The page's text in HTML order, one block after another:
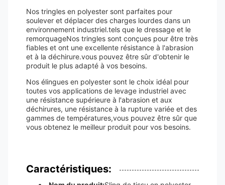
Nos tringles en polyester sont parfaites pour
soulever et déplacer des charges lourdes dans un
environnement industriel.tels que le dressage et le
remorquageNos tringles sont conçues pour être très
fiables et ont une excellente résistance à l'abrasion
et à la déchirure.vous pouvez être sûr d'obtenir le
produit le plus adapté à vos besoins.
Nos élingues en polyester sont le choix idéal pour
toutes vos applications de levage industriel avec
une résistance supérieure à l'abrasion et aux
déchirures, une résistance à la rupture variée et des
gammes de températures,vous pouvez être sûr que
vous obtenez le meilleur produit pour vos besoins.
Caractéristiques: